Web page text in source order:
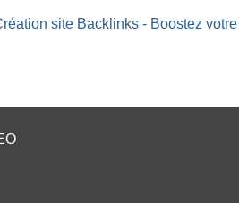
site Backlinks - Boostez